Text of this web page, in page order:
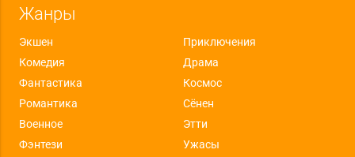
Жанры
Экшен
Приключения
Комедия
Драма
Фантастика
Космос
Романтика
Сёнен
Военное
Этти
Фэнтези
Ужасы